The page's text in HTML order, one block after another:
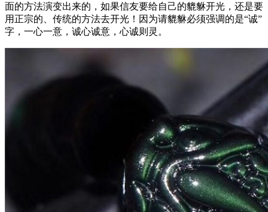
面的方法演变出来的，如果信友要给自己的貔貅开光，还是要
用正宗的、传统的方法去开光！因为请貔貅必须强调的是“诚”
字，一心一意，诚心诚意，心诚则灵。